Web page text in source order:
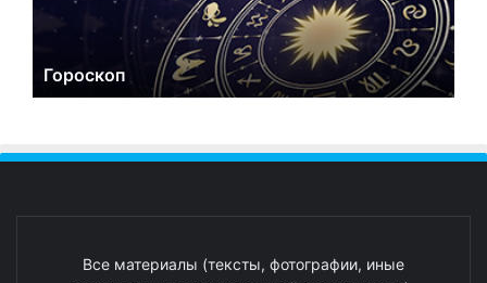
Гороскоп
Все материалы (тексты, фотографии, иные